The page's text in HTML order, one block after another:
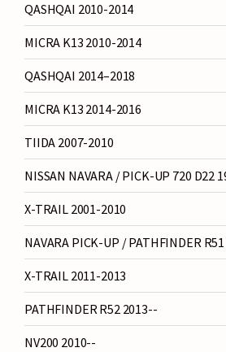
QASHQAI 2010-2014
MICRA K13 2010-2014
QASHQAI 2014–2018
MICRA K13 2014-2016
TIIDA 2007-2010
NISSAN NAVARA / PICK-UP 720 D22
X-TRAIL 2001-2010
NAVARA PICK-UP / PATHFINDER
X-TRAIL 2011-2013
PATHFINDER R52 2013--
NV200 2010--